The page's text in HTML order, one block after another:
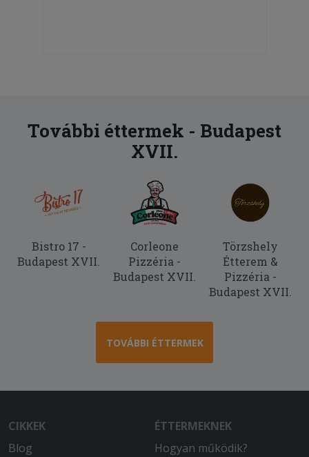
További éttermek - Budapest
XVII.
Bistro 17 -
Budapest XVII.
Corleone
Pizzéria -
Budapest XVII.
Törzshely
Étterem &
Pizzéria -
Budapest XVII.
TOVÁBBI ÉTTERMEK
CIKKEK
Blog
ÉTTERMEKNEK
Hogyan működik?